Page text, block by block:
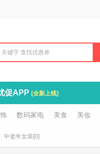
促APP [全新上线]
数码家电 美食 美妆
中老年女装[0]